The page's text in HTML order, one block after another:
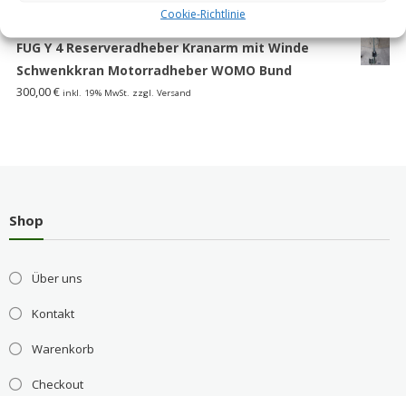
Cookie-Richtlinie
FUG Y 4 Reserveradheber Kranarm mit Winde
Schwenkkran Motorradheber WOMO Bund
300,00€ inkl. 19% MwSt. zzgl. Versand
Shop
Über uns
Kontakt
Warenkorb
Checkout